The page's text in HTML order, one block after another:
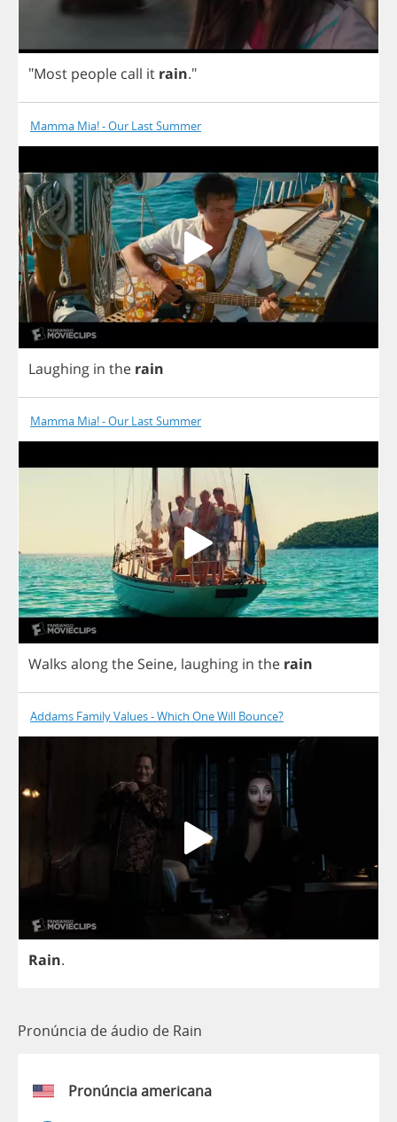
"Most people call it rain."
Mamma Mia! - Our Last Summer
Laughing in the rain
Mamma Mia! - Our Last Summer
Walks alongthe Seine, laughing in the rain
Addams Family Values - Which One Will Bounce?
Rain.
Pronúncia de áudio de Rain
Pronúncia americana